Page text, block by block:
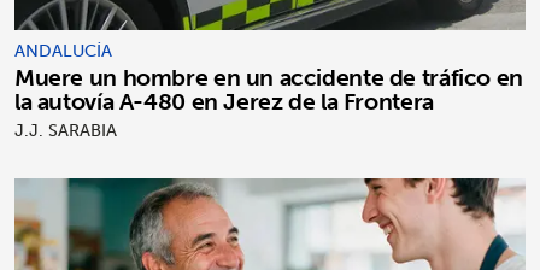
ANDALUCÍA
Muere un hombre en un accidente de tráfico en
la autovía A-480 en Jerez de la Frontera
J.J. SARABIA